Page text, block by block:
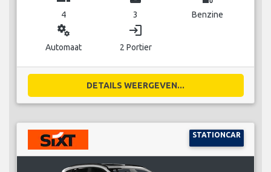
4 3 Benzine
miscellaneous_services
Automaat
login
2 Portier
DETAILS WEERGEVEN...
STATIONCAR